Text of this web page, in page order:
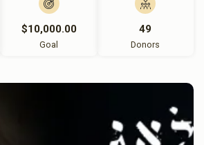
$10,000.00
Goal
49
Donors